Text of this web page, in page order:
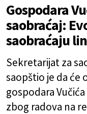
Gospodara
saobraćaj:
saobraćaju
Sekretarijat za
saopštio je da će
gospodara
zbog radova na